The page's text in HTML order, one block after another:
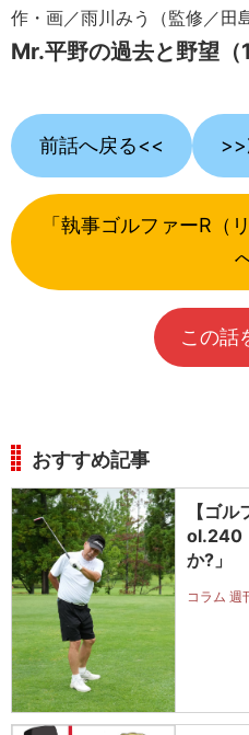
作・画／雨川みう（監修／田
Mr.平野の過去と野望（1
前話へ戻る<< >>
「執事ゴルファーR（
この話
おすすめ記事
【ゴ
ol.240
か?」
コラム 週